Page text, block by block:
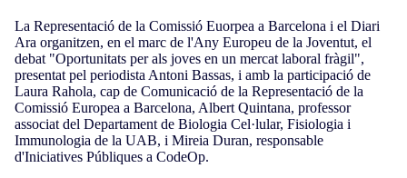
La Representació de la Comissió Euorpea a Barcelona i el Diari
Ara organitzen, en el marc de l'Any Europeu de la Joventut, el
debat "Oportunitats per als joves en un mercat laboral fràgil",
presentat pel periodista Antoni Bassas, i amb la participació de
Laura Rahola, cap de Comunicació de la Representació de la
Comissió Europea a Barcelona, Albert Quintana, professor
associat del Departament de Biologia Cel·lular, Fisiologia i
Immunologia de la UAB, i Mireia Duran, responsable
d'Iniciatives Públiques a CodeOp.